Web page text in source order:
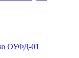
ОУФД-01